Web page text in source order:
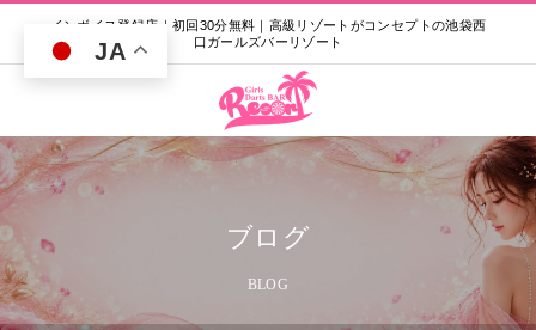
インボイス登録店｜初回30分無料｜高級リゾートがコンセプトの池袋西
口ガールズバーリゾート
ブログ
BLOG
JA